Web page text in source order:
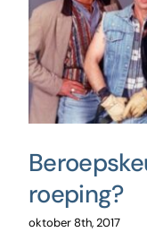
roeping?
oktober 8th, 2017